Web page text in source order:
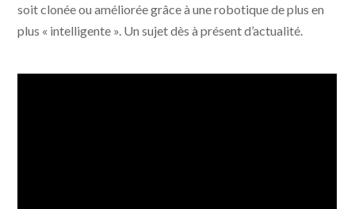
soit clonée ou améliorée grâce à une robotique de plus en
plus « intelligente ». Un sujet dès à présent d’actualité.